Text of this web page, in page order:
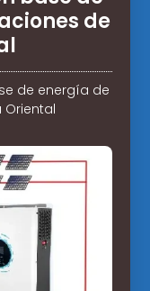
de
de energía de